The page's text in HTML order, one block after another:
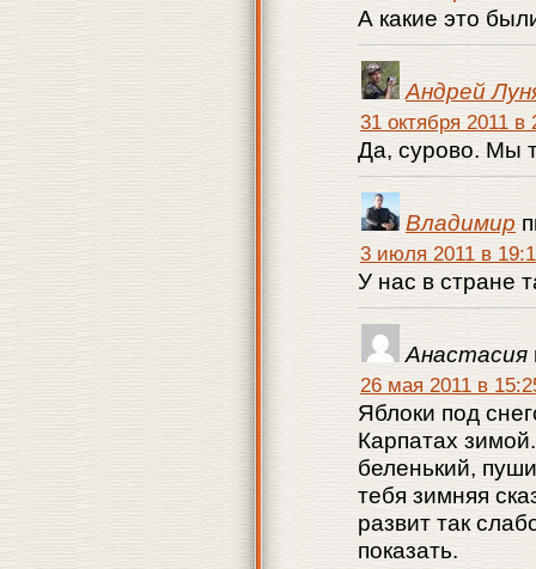
А какие это
Андрей
31 октября 2011 в
Да, сурово. Мы
Владимир
3 июля 2011 в
У нас в стране
Анастасия
26 мая 2011 в
Яблоки под
Карпатах
беленький,
тебя зимняя
развит так
показать.